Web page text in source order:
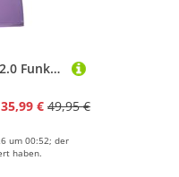
GOREWEAR CONTEST 2.0 Funktionstank Damen
35,99 € 49,95 €
um 00:52; der
haben.